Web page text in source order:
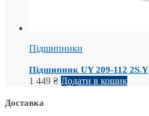
Підшипники
Підшипник UY 209-112 2S.Y
1 449 ₴ Додати в кошик
Доставка